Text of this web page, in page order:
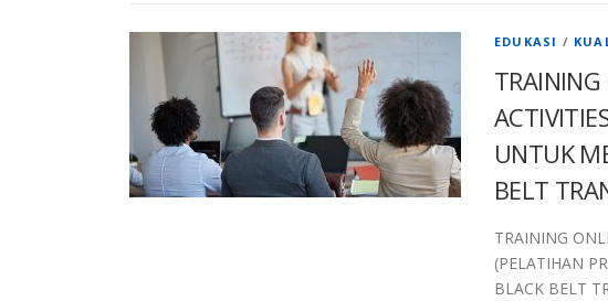
EDUKASI /
UNTUK
BELT
TRAINING
(PELATIHAN
BLACK BELT